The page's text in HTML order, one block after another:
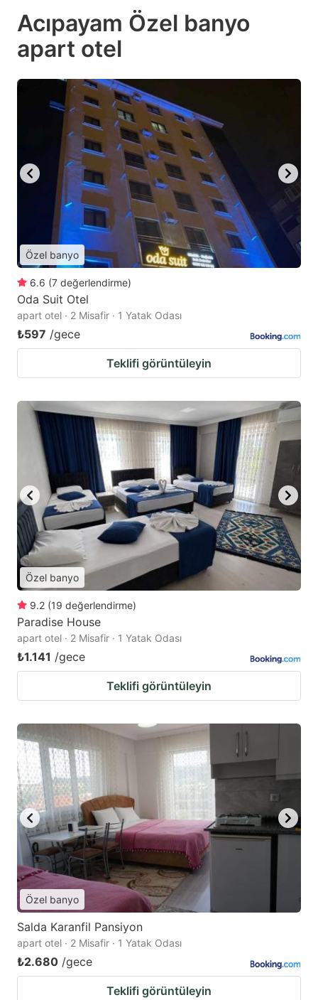
Acıpayam Özel banyo
apart otel
Özel banyo
6.6 (7 değerlendirme)
Oda Suit Otel
apart otel · 2 Misafir · 1 Yatak Odası
₺597 /gece
Teklifi görüntüleyin
Özel banyo
9.2 (19 değerlendirme)
Paradise House
apart otel · 2 Misafir · 1 Yatak Odası
₺1.141 /gece
Teklifi görüntüleyin
Özel banyo
Salda Karanfil Pansiyon
apart otel · 2 Misafir · 1 Yatak Odası
₺2.680 /gece
Teklifi görüntüleyin